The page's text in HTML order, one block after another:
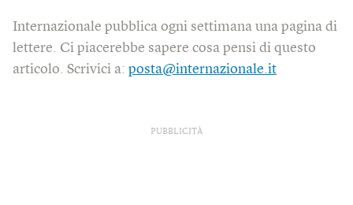
Internazionale pubblica ogni settimana una pagina di
lettere. Ci piacerebbe sapere cosa pensi di questo
articolo. Scrivici a: posta@internazionale.it
PUBBLICITÀ